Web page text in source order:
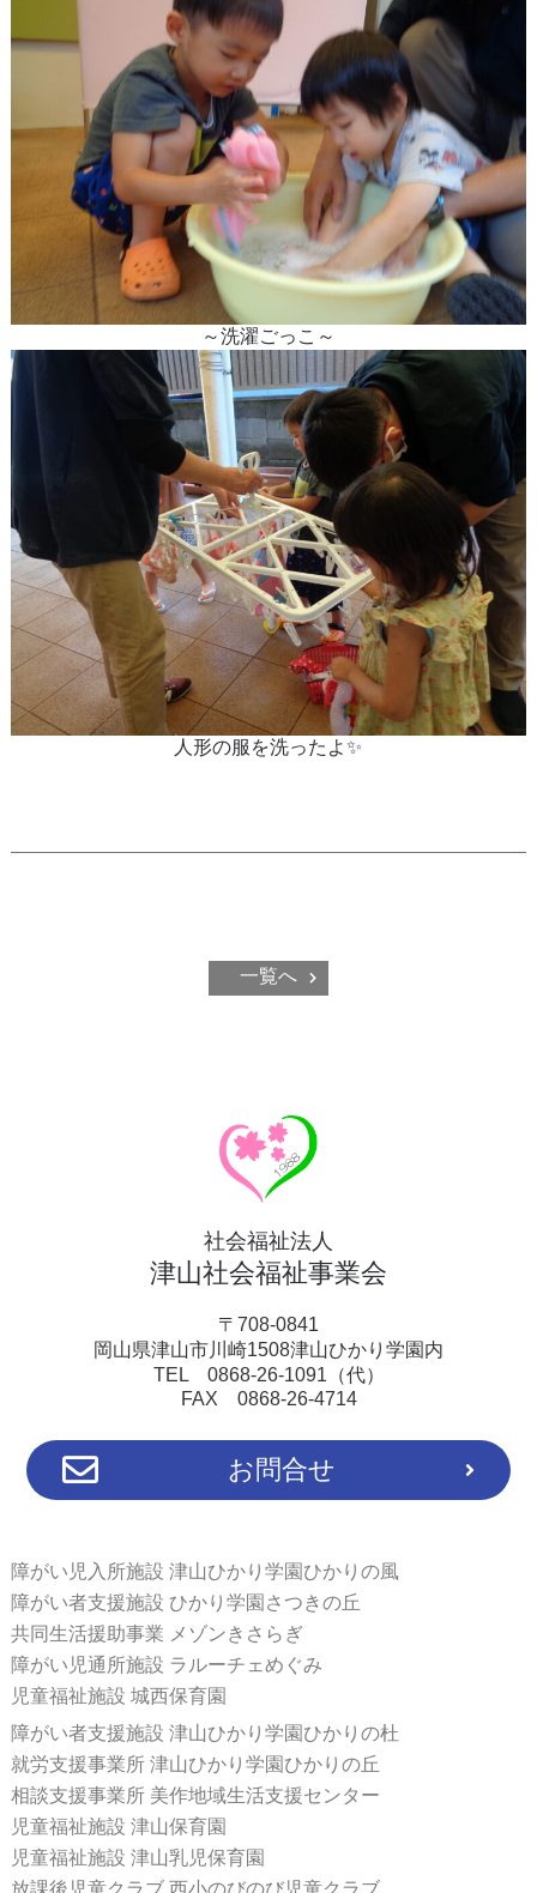
～洗濯ごっこ～
人形の服を洗ったよ✨
一覧へ
社会福祉法人
津山社会福祉事業会
〒708-0841
岡山県津山市川崎1508津山ひかり学園内
TEL 0868-26-1091（代）
FAX 0868-26-4714
お問合せ
障がい児入所施設 津山ひかり学園ひかりの風
障がい者支援施設 ひかり学園さつきの丘
共同生活援助事業 メゾンきさらぎ
障がい児通所施設 ラルーチェめぐみ
児童福祉施設 城西保育園
障がい者支援施設 津山ひかり学園ひかりの杜
就労支援事業所 津山ひかり学園ひかりの丘
相談支援事業所 美作地域生活支援センター
児童福祉施設 津山保育園
児童福祉施設 津山乳児保育園
放課後児童クラブ 西小のびのび児童クラブ